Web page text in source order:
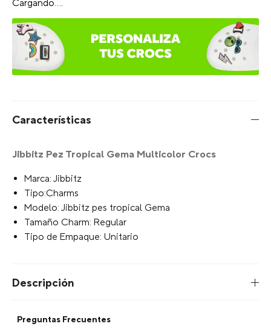
¡Exprésate con Jibbitz!
Selecciona el estilo del Charm:
Escribe para agregar Limite de Caracteres
Tu selección:
Escribe para agregar